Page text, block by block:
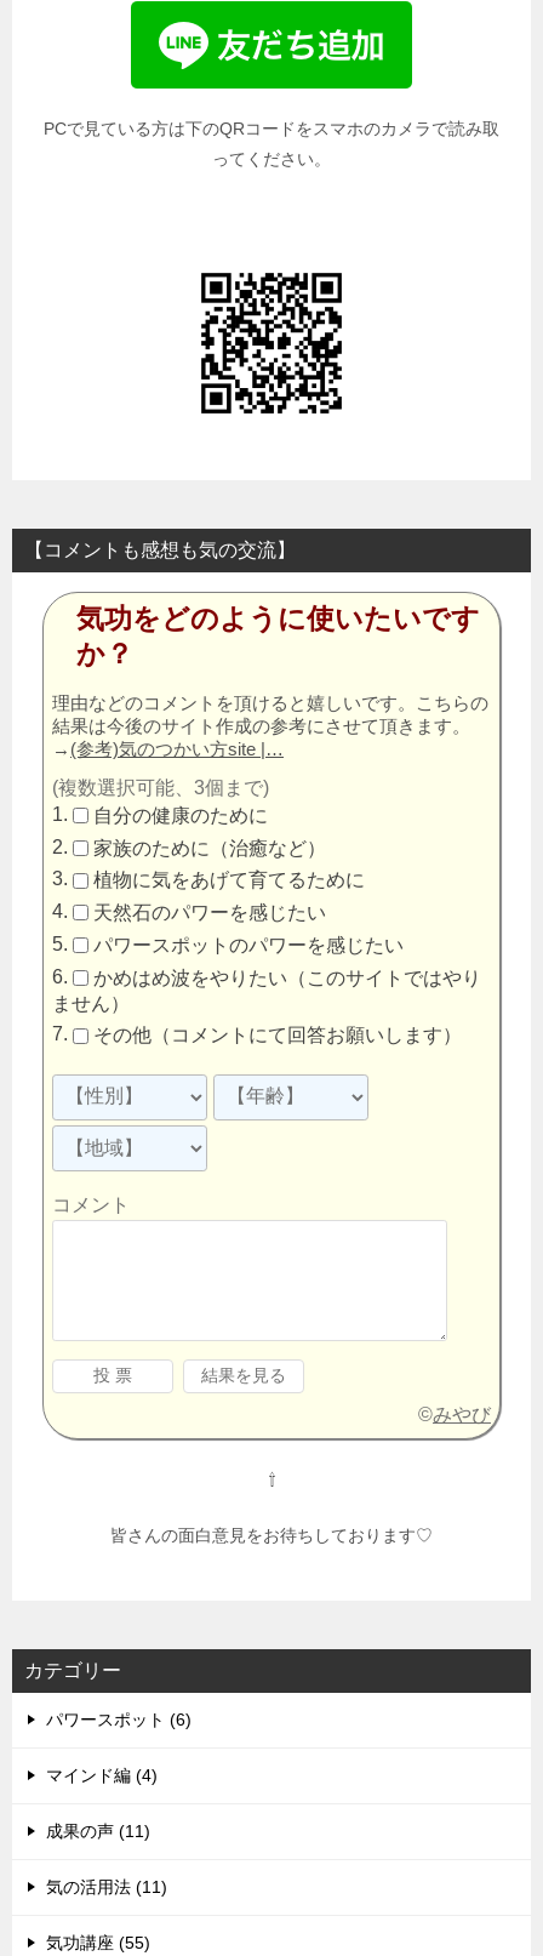
PCで見ている方は下のQRコードをスマホのカメラで読み取
ってください。
【コメントも感想も気の交流】
気功をどのように使いたいです
か？
理由などのコメントを頂けると嬉しいです。こちらの
結果は今後のサイト作成の参考にさせて頂きます。
→ (参考)気のつかい方site |…
(複数選択可能、3個まで)
自分の健康のために
家族のために（治癒など）
植物に気をあげて育てるために
天然石のパワーを感じたい
パワースポットのパワーを感じたい
かめはめ波をやりたい（このサイトではやり
ません）
その他（コメントにて回答お願いします）
コメント
©みやび
⇧
皆さんの面白意見をお待ちしております♡
カテゴリー
パワースポット (6)
マインド編 (4)
成果の声 (11)
気の活用法 (11)
気功講座 (55)